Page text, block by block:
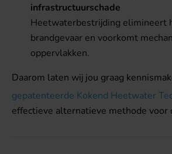
infrastructuurschade
Heetwaterbestrijding elimineert
brandgevaar en voorkomt
oppervlakken.
Daarom laten wij jou graag
gepatenteerde Kokend Heetwater
effectieve alternatieve methode voor